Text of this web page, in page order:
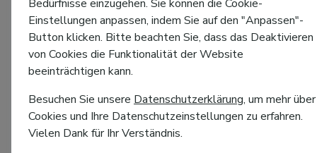
Bedürfnisse einzugehen. Sie können die Cookie-
Einstellungen anpassen, indem Sie auf den "Anpassen"-
Button klicken. Bitte beachten Sie, dass das Deaktivieren
von Cookies die Funktionalität der Website
beeinträchtigen kann.
Besuchen Sie unsere Datenschutzerklärung, um mehr über
Cookies und Ihre Datenschutzeinstellungen zu erfahren.
Vielen Dank für Ihr Verständnis.